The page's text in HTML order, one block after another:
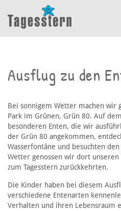
Ausflug zu den
Bei sonnigem Wetter machen wir
Park im Grünen, Grün 80. Auf
besonderen Enten, die wir
der Grün 80 angekommen,
Wasserfontäne und besuchten
Wetter genossen wir dort
zum Tagesstern zurückkehrten.
Die Kinder haben bei diesem
verschiedene Entenarten
Verhalten und ihren Lebensraum